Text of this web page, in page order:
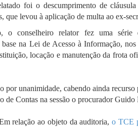
foi o descumprimento de
que levou à aplicação de multa ao ex-
conselheiro relator fez uma série
base na Lei de Acesso à Informação,
locação e manutenção da frota
por unanimidade, cabendo ainda recurso
de Contas na sessão o procurador Guido
relação ao objeto da auditoria, o TCE